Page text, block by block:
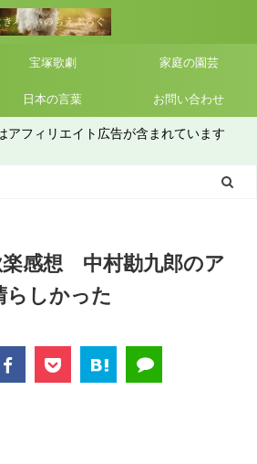
宝塚歌劇 家庭の園芸
日本の言葉 お問い合わせ
アフィリエイト広告が含まれています
楽感想 中村勘九郎のア
らしかった